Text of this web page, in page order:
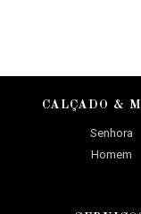
CALÇADO &
Senhora
Homem